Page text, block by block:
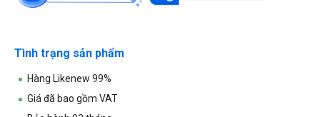
Tình trạng sản phẩm
Hàng Likenew 99%
Giá đã bao gồm VAT